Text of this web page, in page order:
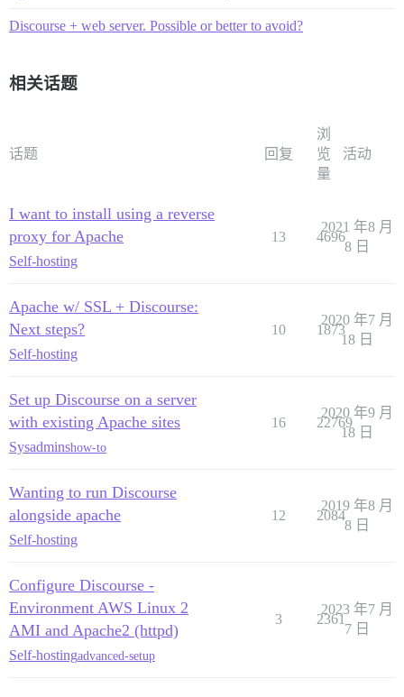
Discourse + web server. Possible or better to avoid?
相关话题
话题 回复
浏
览
量
活动
I want to install using a reverse
proxy for Apache
Self-hosting
13 4696
2021 年8 月
8 日
Apache w/ SSL + Discourse:
Next steps?
Self-hosting
10 1873
2020 年7 月
18 日
Set up Discourse on a server
with existing Apache sites
Sysadminshow-to
16 22769
2020 年9 月
18 日
Wanting to run Discourse
alongside apache
Self-hosting
12 2084
2019 年8 月
8 日
Configure Discourse -
Environment AWS Linux 2
AMI and Apache2 (httpd)
Self-hostingadvanced-setup
3 2361
2023 年7 月
7 日